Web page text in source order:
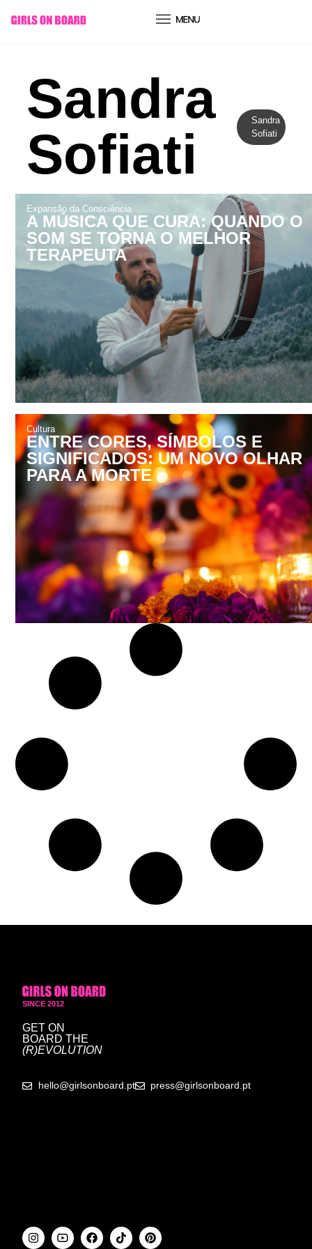
conteúdo
Sandra
Sofiati
Sandra
Sofiati
Expansão da Consciência
A MÚSICA QUE CURA: QUANDO O
SOM SE TORNA O MELHOR
TERAPEUTA
Cultura
ENTRE CORES, SÍMBOLOS E
SIGNIFICADOS: UM NOVO OLHAR
PARA A MORTE
SINCE 2012
GET ON
BOARD THE
(R)EVOLUTION
hello@girlsonboard.pt press@girlsonboard.pt